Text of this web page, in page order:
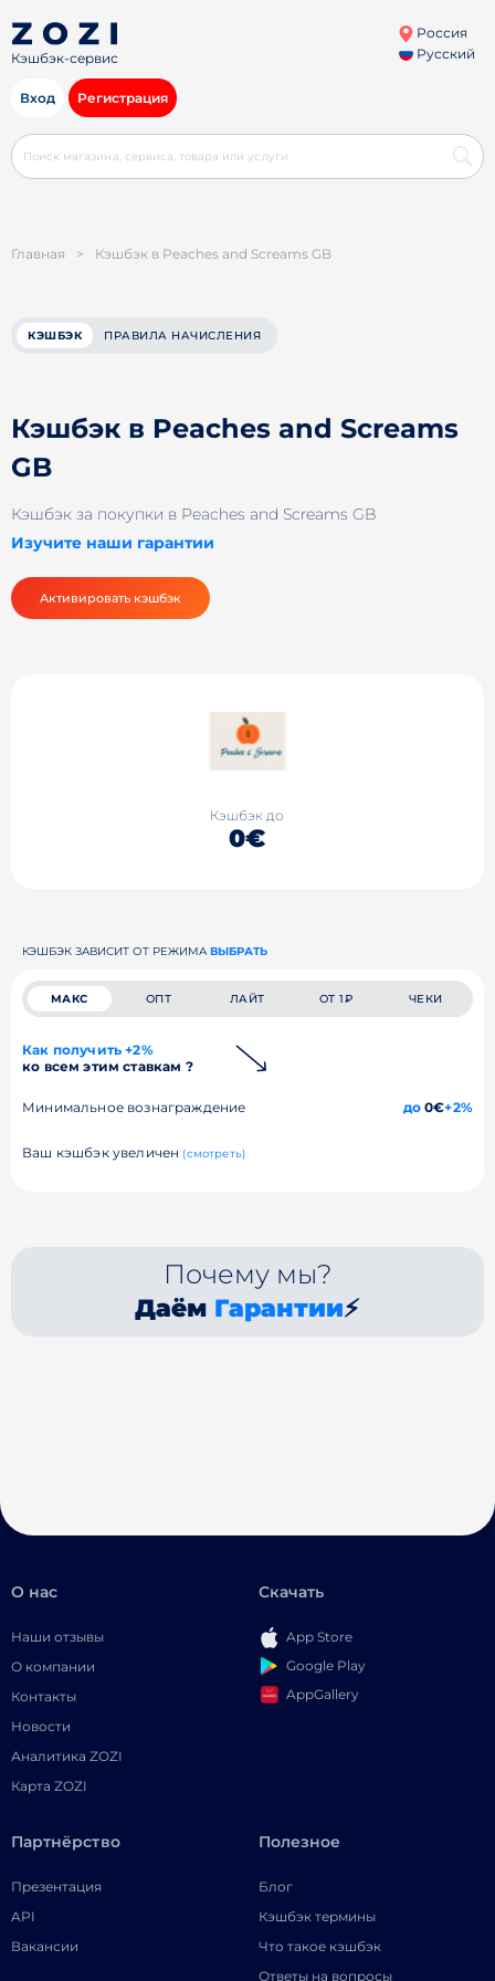
Кэшбэк-сервис
Россия
Русский
Вход Регистрация
Главная > Кэшбэк в Peaches and Screams GB
КЭШБЭК ПРАВИЛА НАЧИСЛЕНИЯ
Кэшбэк в Peaches and Screams
GB
Кэшбэк за покупки в Peaches and Screams GB
Изучите наши гарантии
Активировать кэшбэк
Кэшбэк до
0€
КЭШБЭК ЗАВИСИТ ОТ РЕЖИМА ВЫБРАТЬ
МАКС ОПТ ЛАЙТ ОТ 1₽ ЧЕКИ
Как получить +2%
ко всем этим ставкам ?
Минимальное вознаграждение до0€+2%
Ваш кэшбэк увеличен (смотреть)
Почему мы?
Даём Гарантии⚡
О нас
Наши отзывы
О компании
Контакты
Новости
Аналитика ZOZI
Карта ZOZI
Скачать
App Store
Google Play
AppGallery
Партнёрство
Презентация
API
Вакансии
Полезное
Блог
Кэшбэк термины
Что такое кэшбэк
Ответы на вопросы